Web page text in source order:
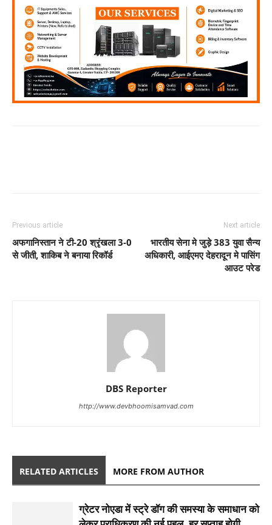
Previous article
अफगानिस्तान ने टी-20 श्रृंखला 3-0
से जीती, शाकिब ने बनाया रिकॉर्ड
Next article
भारतीय सेना मे जुड़े 383 युवा सैन्य
अधिकारी, आईएमए देहरादून मे पासिंग
आउट परेड
DBS Reporter
http://www.devbhoomisamvad.com
RELATED ARTICLES MORE FROM AUTHOR
ग्रेटर नोएडा में स्ट्रे डॉग की समस्या के समाधान को